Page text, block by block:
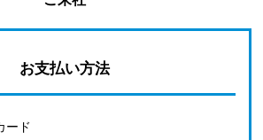
お支払い方法
ード